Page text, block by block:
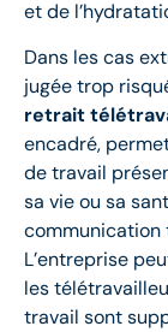
et de
Dans les cas
jugée trop
retrait
encadré,
de travail
sa vie ou sa
communication
L’entreprise
les
travail sont